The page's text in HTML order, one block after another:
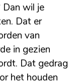
Dan wil je
Dat er
van
in gezien
Dat gedrag
het houden